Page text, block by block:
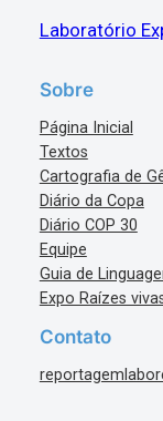
Laboratório
Sobre
Página Inicial
Textos
Cartografia de
Diário da Copa
Diário COP 30
Equipe
Guia de
Expo Raízes
Contato